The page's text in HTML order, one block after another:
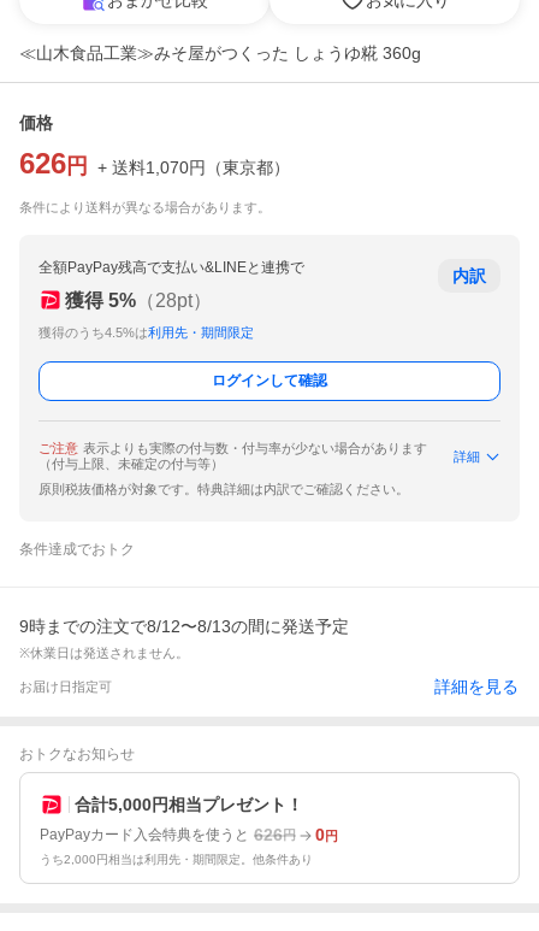
≪山木食品工業≫みそ屋がつくった しょうゆ糀 360g
価格
626 円 + 送料1,070円 （東京都）
条件により送料が異なる場合があります。
全額PayPay残高で支払い&LINEと連携で
獲得 5% （28pt）
獲得のうち4.5%は利用先・期間限定
内訳
ログインして確認
ご注意 表示よりも実際の付与数・付与率が少ない場合があります
（付与上限、未確定の付与等）
詳細
原則税抜価格が対象です。特典詳細は内訳でご確認ください。
条件達成でおトク
9時までの注文で8/12〜8/13の間に発送予定
※休業日は発送されません。
お届け日指定可 詳細を見る
おトクなお知らせ
合計5,000円相当プレゼント！
PayPayカード入会特典を使うと 626円 0円
うち2,000円相当は利用先・期間限定。他条件あり